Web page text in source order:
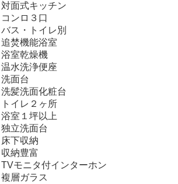
対面式キッチン
コンロ３口
バス・トイレ別
追焚機能浴室
浴室乾燥機
温水洗浄便座
洗面台
洗髪洗面化粧台
トイレ２ヶ所
浴室１坪以上
独立洗面台
床下収納
収納豊富
TVモニタ付インターホン
複層ガラス